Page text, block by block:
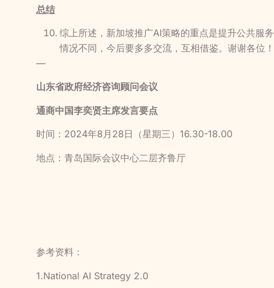
总结
综上所述，新加坡推广AI策略的重点是提升公共服
情况不同，今后要多多交流，互相借鉴。谢谢各位！
—
山东省政府经济咨询顾问会议
通商中国李奕贤主席发言要点
时间：2024年8月28日（星期三）16.30-18.00
地点：青岛国际会议中心二层齐鲁厅
参考资料：
1.National AI Strategy 2.0